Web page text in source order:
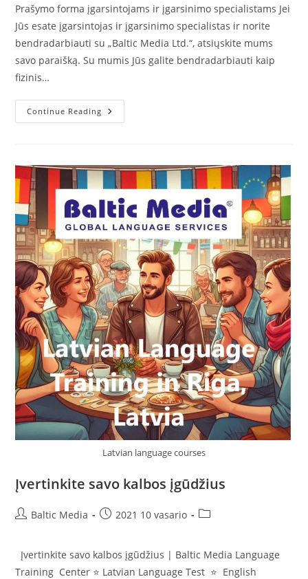
Prašymo forma įgarsintojams ir įgarsinimo specialistams Jei
Jūs esate įgarsintojas ir įgarsinimo specialistas ir norite
bendradarbiauti su „Baltic Media Ltd.“, atsiųskite mums
savo paraišką. Su mumis Jūs galite bendradarbiauti kaip
fizinis…
Continue Reading Įgarsintojai
Ir
Latvian language courses
Įvertinkite savo kalbos įgūdžius
PostBaltic Media
Post2021 10 vasario
Post
Įvertinkite savo kalbos įgūdžius | Baltic Media Language
Training Center ⭐️ Latvian Language Test ⭐️ English